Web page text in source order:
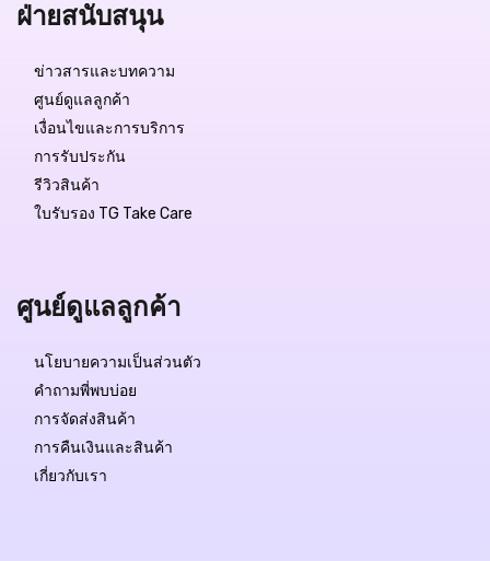
ฝ่ายสนับสนุน
ข่าวสารและบทความ
ศูนย์ดูแลลูกค้า
เงื่อนไขและการบริการ
การรับประกัน
รีวิวสินค้า
ใบรับรอง TG Take Care
ศูนย์ดูแลลูกค้า
นโยบายความเป็นส่วนตัว
คำถามพี่พบบ่อย
การจัดส่งสินค้า
การคืนเงินและสินค้า
เกี่ยวกับเรา